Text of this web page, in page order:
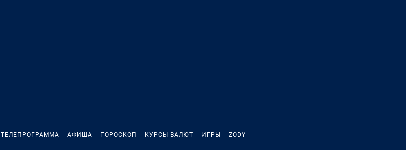
ТЕЛЕПРОГРАММА АФИША ГОРОСКОП КУРСЫ ВАЛЮТ ИГРЫ ZODY